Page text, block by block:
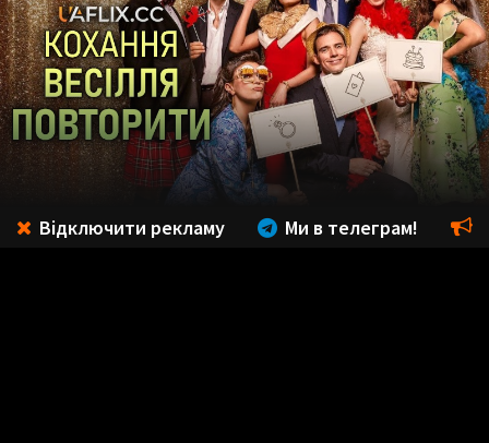
Відключити рекламу Ми в телеграм!